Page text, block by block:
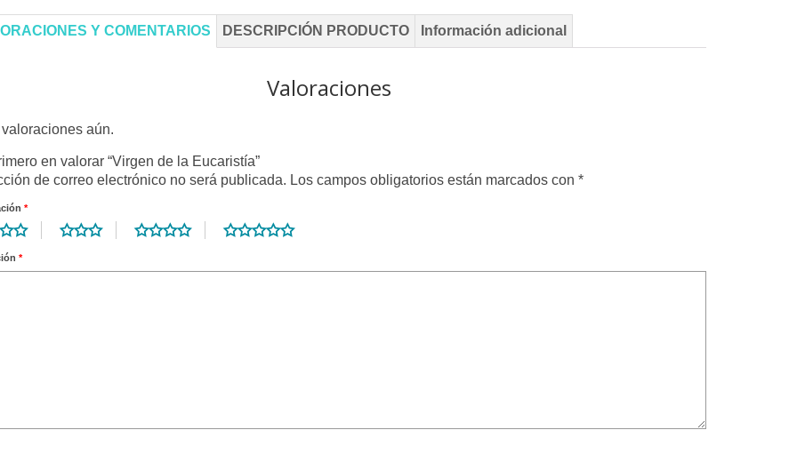
Y COMENTARIOS DESCRIPCIÓN PRODUCTO Información adicional
Valoraciones
aún.
en valorar “Virgen de la Eucaristía”
de correo electrónico no será publicada. Los campos obligatorios están marcados con *
*
*